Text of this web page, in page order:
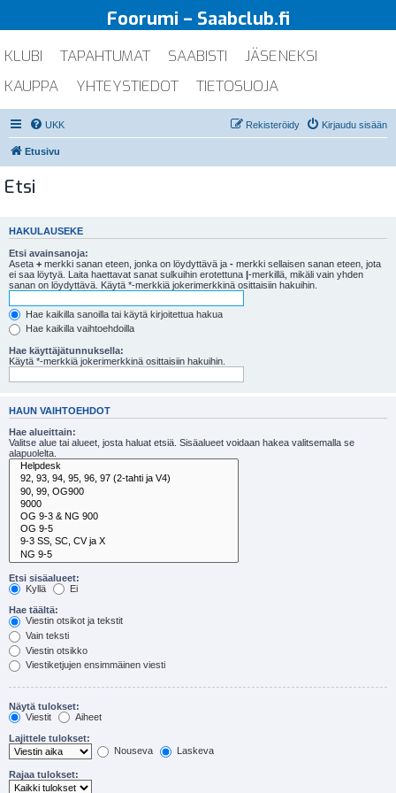
Foorumi – Saabclub.fi
KLUBI TAPAHTUMAT SAABISTI
JÄSENEKSI
KAUPPA
YHTEYSTIEDOT TIETOSUOJA
UKK Kirjaudu sisään
Rekisteröidy
Etusivu
Etsi
HAKULAUSEKE
Etsi avainsanoja:
Aseta + merkki sanan eteen, jonka on löydyttävä ja - merkki sellaisen sanan eteen, jota
ei saa löytyä. Laita haettavat sanat sulkuihin erotettuna |-merkillä, mikäli vain yhden
sanan on löydyttävä. Käytä *-merkkiä jokerimerkkinä osittaisiin hakuihin.
Hae kaikilla sanoilla tai käytä kirjoitettua hakua
Hae kaikilla vaihtoehdoilla
Hae käyttäjätunnuksella:
Käytä *-merkkiä jokerimerkkinä osittaisiin hakuihin.
HAUN VAIHTOEHDOT
Hae alueittain:
Valitse alue tai alueet, josta haluat etsiä. Sisäalueet voidaan hakea valitsemalla se
alapuolelta.
Etsi sisäalueet:
Kyllä
Ei
Hae täältä:
Viestin otsikot ja tekstit
Vain teksti
Viestin otsikko
Viestiketjujen ensimmäinen viesti
Näytä tulokset:
Viestit
Aiheet
Lajittele tulokset:
Nouseva
Laskeva
Rajaa tulokset: